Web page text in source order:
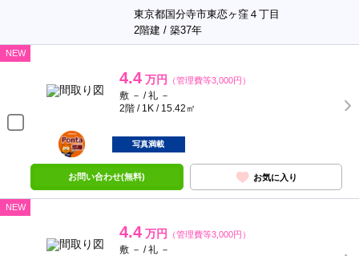
東京都国分寺市東恋ヶ窪４丁目
2階建 / 築37年
NEW
4.4 万円 （管理費等3,000円）
敷 － / 礼 －
2階 / 1K / 15.42㎡
ポンタ
部屋
写真満載
お問い合わせ(無料) お気に入り
NEW
4.4 万円 （管理費等3,000円）
敷 － / 礼 －